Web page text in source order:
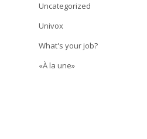
Uncategorized
Univox
What's your job?
«À la une»